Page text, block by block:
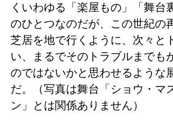
くいわゆる「楽屋もの」「舞台
のひとつなのだが、この世紀の
芝居を地で行くように、次々と
い、まるでそのトラブルまでも
のではないかと思わせるような
だ。（写真は舞台「ショウ・マ
ン」とは関係ありません）